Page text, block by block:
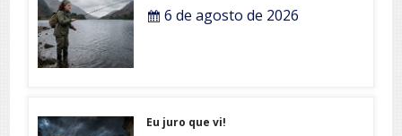
6 de agosto de 2026
Eu juro que vi!